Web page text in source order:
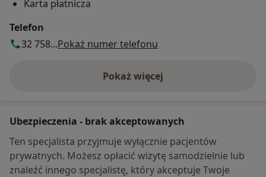
Karta płatnicza
Telefon
32 758...Pokaż numer telefonu
Pokaż więcej
o adresie
Ubezpieczenia - brak akceptowanych
Ten specjalista przyjmuje wyłącznie pacjentów
prywatnych. Możesz opłacić wizytę samodzielnie lub
znaleźć innego specjalistę, który akceptuje Twoje